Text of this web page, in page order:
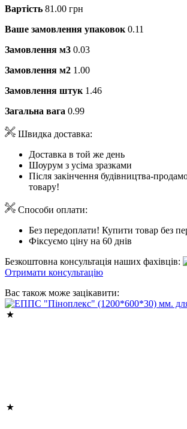
Вартість 81.00 грн
Ваше замовлення упаковок 0.11
Замовлення м3 0.03
Замовлення м2 1.00
Замовлення штук 1.46
Загальна вага 0.99
Швидка доставка:
Доставка в той же день
Шоурум з усіма зразками
Після закінчення будівництва-
товару!
Способи оплати:
Без передоплати! Купити товар без
Фіксуємо ціну на 60 днів
Безкоштовна консультація наших фахівців:
Отримати консультацію
Вас також може зацікавити: